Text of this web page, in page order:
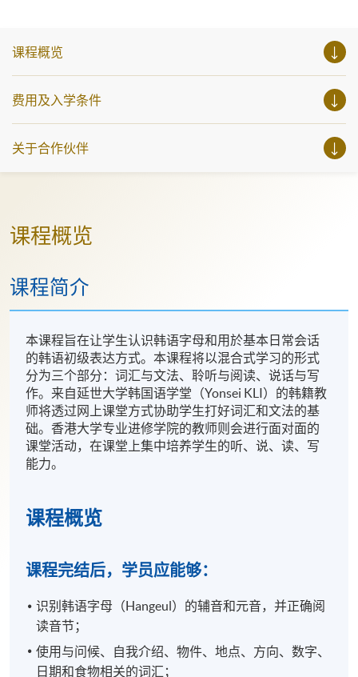
课程概览
费用及入学条件
关于合作伙伴
课程概览
课程简介
本课程旨在让学生认识韩语字母和用於基本日常会话
的韩语初级表达方式。本课程将以混合式学习的形式
分为三个部分：词汇与文法、聆听与阅读、说话与写
作。来自延世大学韩国语学堂（Yonsei KLI）的韩籍教
师将透过网上课堂方式协助学生打好词汇和文法的基
础。香港大学专业进修学院的教师则会进行面对面的
课堂活动，在课堂上集中培养学生的听、说、读、写
能力。
课程概览
课程完结后，学员应能够：
识别韩语字母（Hangeul）的辅音和元音，并正确阅
读音节；
使用与问候、自我介绍、物件、地点、方向、数字、
日期和食物相关的词汇；